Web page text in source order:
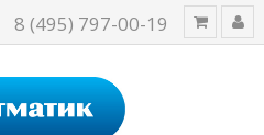
8 (495) 797-00-19